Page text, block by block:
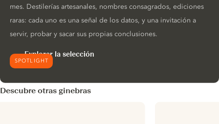
SPOTLIGHT
mes. Destilerías artesanales, nombres consagrados, ediciones
raras: cada uno es una señal de los datos, y una invitación a
servir, probar y sacar sus propias conclusiones.
Explorar la selección
Descubre otras ginebras